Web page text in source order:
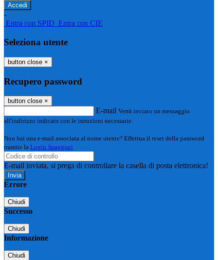
-
Entra con SPID Entra con CIE
Seleziona utente
button close ×
Recupero password
button close ×
E-mail Verrà inviato un messaggio
all'indirizzo indicato con le istruzioni necessarie.
Non hai una e-mail associata al nome utente? Effettua il reset della password
tramite la Login Spaggiari
E-mail inviata, si prega di controllare la casella di posta elettronica!
Errore
Chiudi
Successo
Chiudi
Informazione
Chiudi